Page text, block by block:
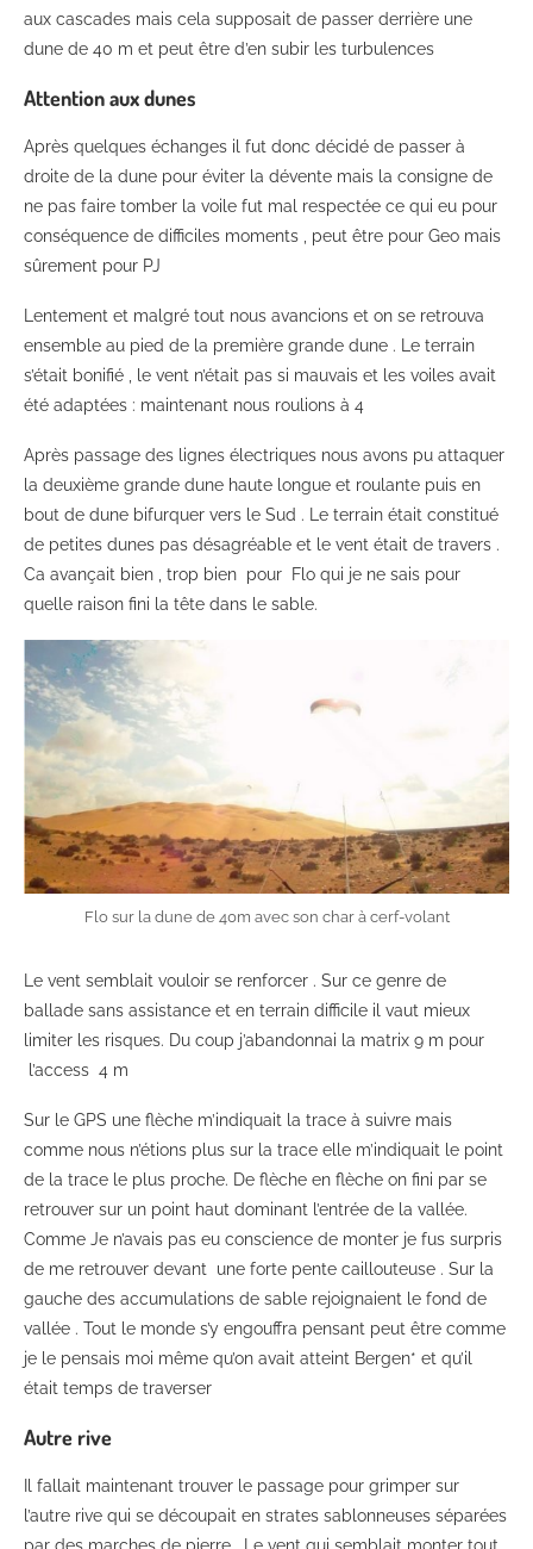
aux cascades mais cela supposait de passer derrière une
dune de 40 m et peut être d’en subir les turbulences
Attention aux dunes
Après quelques échanges il fut donc décidé de passer à
droite de la dune pour éviter la dévente mais la consigne de
ne pas faire tomber la voile fut mal respectée ce qui eu pour
conséquence de difficiles moments , peut être pour Geo mais
sûrement pour PJ
Lentement et malgré tout nous avancions et on se retrouva
ensemble au pied de la première grande dune . Le terrain
s’était bonifié , le vent n’était pas si mauvais et les voiles avait
été adaptées : maintenant nous roulions à 4
Après passage des lignes électriques nous avons pu attaquer
la deuxième grande dune haute longue et roulante puis en
bout de dune bifurquer vers le Sud . Le terrain était constitué
de petites dunes pas désagréable et le vent était de travers .
Ca avançait bien , trop bien pour Flo qui je ne sais pour
quelle raison fini la tête dans le sable.
Flo sur la dune de 40m avec son char à cerf-volant
Le vent semblait vouloir se renforcer . Sur ce genre de
ballade sans assistance et en terrain difficile il vaut mieux
limiter les risques. Du coup j’abandonnai la matrix 9 m pour
l’access 4 m
Sur le GPS une flèche m’indiquait la trace à suivre mais
comme nous n’étions plus sur la trace elle m’indiquait le point
de la trace le plus proche. De flèche en flèche on fini par se
retrouver sur un point haut dominant l’entrée de la vallée.
Comme Je n’avais pas eu conscience de monter je fus surpris
de me retrouver devant une forte pente caillouteuse . Sur la
gauche des accumulations de sable rejoignaient le fond de
vallée . Tout le monde s’y engouffra pensant peut être comme
je le pensais moi même qu’on avait atteint Bergen* et qu’il
était temps de traverser
Autre rive
Il fallait maintenant trouver le passage pour grimper sur
l’autre rive qui se découpait en strates sablonneuses séparées